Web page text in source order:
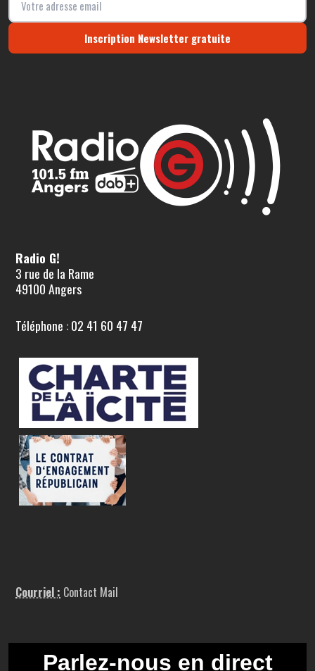
Inscription Newsletter gratuite
Radio G!
3 rue de la Rame
49100 Angers
Téléphone : 02 41 60 47 47
Courriel : Contact Mail